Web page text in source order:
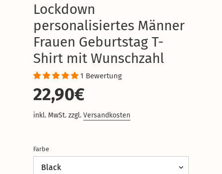
Lockdown
personalisiertes Männer
Frauen Geburtstag T-
Shirt mit Wunschzahl
1 Bewertung
Normaler
Preis
22,90€
inkl. MwSt. zzgl.Versandkosten
Farbe